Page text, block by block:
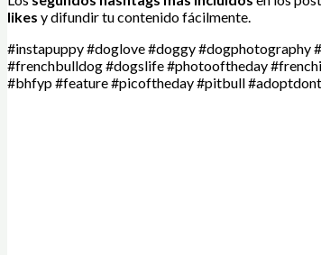
likes y difundir tu contenido fácilmente.
#instapuppy #doglove #doggy #dogphotography
#frenchbulldog #dogslife #photooftheday
#bhfyp #feature #picoftheday #pitbull